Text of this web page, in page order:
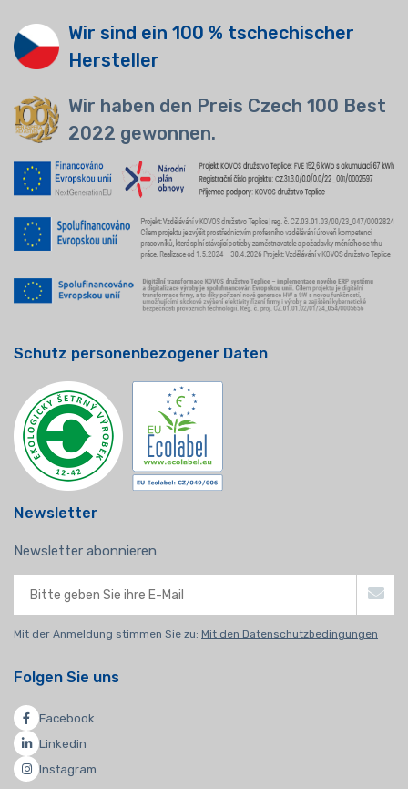
Wir sind ein 100 % tschechischer
Hersteller
Wir haben den Preis Czech 100 Best
2022 gewonnen.
Schutz personenbezogener Daten
Newsletter
Newsletter abonnieren
Mit der Anmeldung stimmen Sie zu: Mit den Datenschutzbedingungen
Folgen Sie uns
Facebook
Linkedin
Instagram